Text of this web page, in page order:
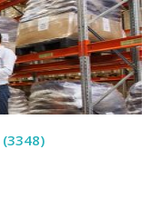
(3348)